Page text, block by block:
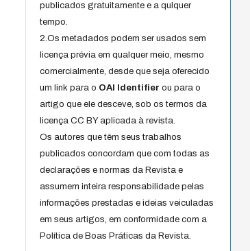
publicados gratuitamente e a qulquer
tempo.
2.Os metadados podem ser usados sem
licença prévia em qualquer meio, mesmo
comercialmente, desde que seja oferecido
um link para o OAI Identifier ou para o
artigo que ele desceve, sob os termos da
licença CC BY aplicada à revista.
Os autores que têm seus trabalhos
publicados concordam que com todas as
declarações e normas da Revista e
assumem inteira responsabilidade pelas
informações prestadas e ideias veiculadas
em seus artigos, em conformidade com a
Política de Boas Práticas da Revista.